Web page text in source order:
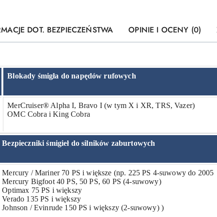
DOT. BEZPIECZEŃSTWA OPINIE I OCENY (0)
Blokady śmigła do napędów rufowych
MerCruiser® Alpha I, Bravo I (w tym X i XR, TRS, Vazer)
OMC Cobra i King Cobra
Bezpieczniki śmigieł do silników zaburtowych
Mercury / Mariner 70 PS i większe (np. 225 PS 4-suwowy do 2005
Mercury Bigfoot 40 PS, 50 PS, 60 PS (4-suwowy)
Optimax 75 PS i większy
Verado 135 PS i większy
Johnson / Evinrude 150 PS i większy (2-suwowy) )